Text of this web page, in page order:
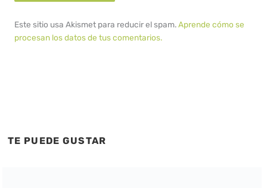
Este sitio usa Akismet para reducir el spam.Aprende cómo se
procesan los datos de tus comentarios.
TE PUEDE GUSTAR